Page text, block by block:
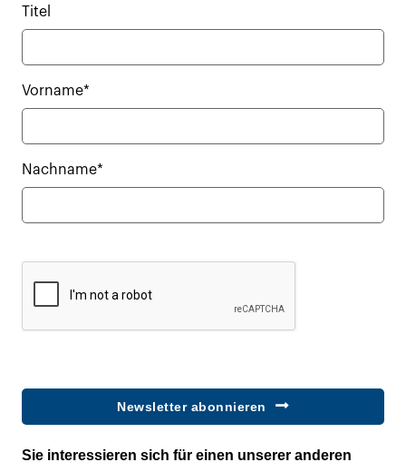
Titel
Vorname*
Nachname*
Newsletter abonnieren
Sie interessieren sich für einen unserer anderen